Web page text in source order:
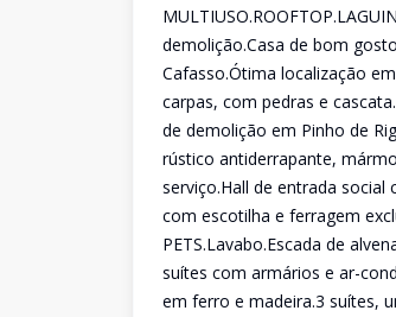
demolição.Casa de bom
Cafasso.Ótima localização
carpas, com pedras e
de demolição em Pinho de
rústico antiderrapante,
serviço.Hall de entrada
com escotilha e ferragem
PETS.Lavabo.Escada de
suítes com armários e ar-
em ferro e madeira.3 suítes,